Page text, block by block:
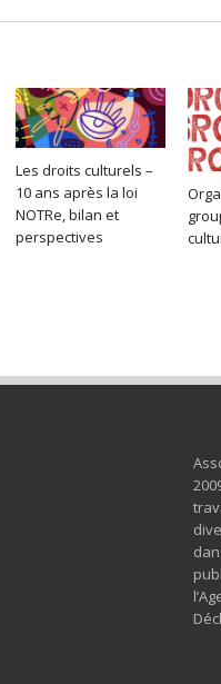
Les droits culturels –
10 ans après la loi
NOTRe, bilan et
perspectives